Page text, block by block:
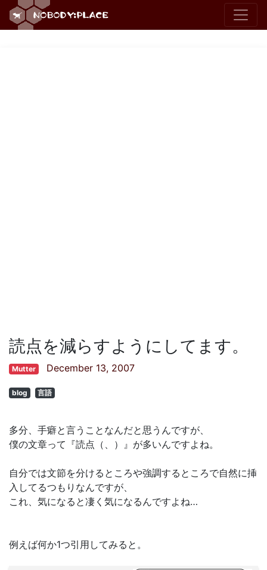
読点を減らすようにしてます。
Mutter December 13, 2007
blog 言語
多分、手癖と言うことなんだと思うんですが、
僕の文章って『読点（、）』が多いんですよね。
自分では文節を分けるところや強調するところで自然に挿
入してるつもりなんですが、
これ、気になると凄く気になるんですよね…
例えば何か1つ引用してみると。